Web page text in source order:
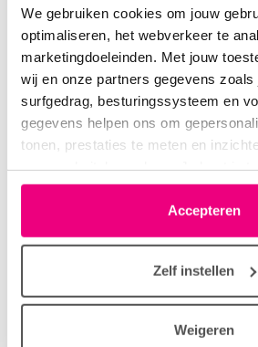
We gebruiken cookies om jouw
optimaliseren, het webverkeer te
marketingdoeleinden. Met jouw
wij en onze partners gegevens zoals
surfgedrag, besturingssysteem en
gegevens helpen ons om
tonen, prestaties te meten en
moment wijzigen of intrekken via
linksonder elke pagina. De lijst met
in het tabblad “details”.
Accepteren
Zelf instellen
Weigeren
elma12345 09-
Dat was een typfoutje idd.
Anita2 09-
Ik heb de bijsluiter gelezen:
precies zoals uw arts of
verteld. Twijfelt u over het juiste
contact op met uw arts of
mijn arts of apotheker verteld